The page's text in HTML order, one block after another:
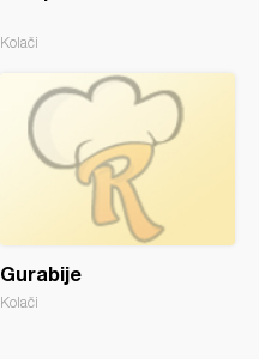
Kolači
Gurabije
Kolači